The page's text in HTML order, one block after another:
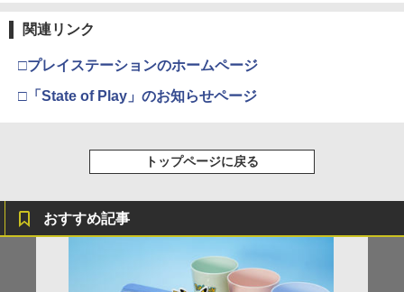
(オリジナル特典:オリジナル巾着＋メー
カー特典:【坤と離】二振りの剣、十翼よ
り来たる！スタジオ描き下ろしイラスト
ボード付) [Blu-ray]
4
劇場版「鬼滅の刃」無限城編 第一章 猗
関連リンク
□プレイステーションのホームページ
□「State of Play」のお知らせページ
トップページに戻る
おすすめ記事